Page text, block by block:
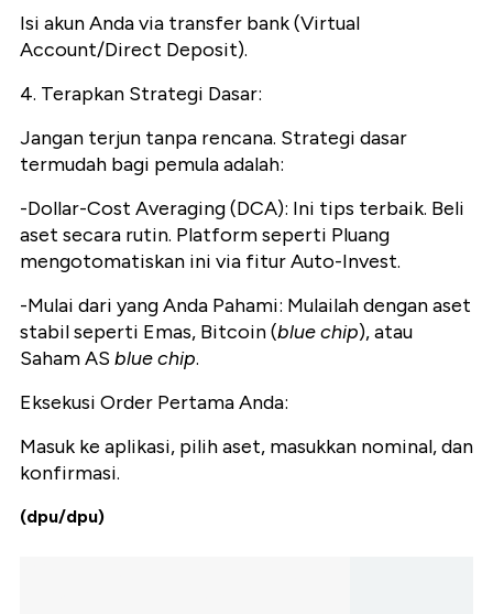
Isi akun Anda via transfer bank (Virtual
Account/Direct Deposit).
4. Terapkan Strategi Dasar:
Jangan terjun tanpa rencana. Strategi dasar
termudah bagi pemula adalah:
-Dollar-Cost Averaging (DCA): Ini tips terbaik. Beli
aset secara rutin. Platform seperti Pluang
mengotomatiskan ini via fitur Auto-Invest.
-Mulai dari yang Anda Pahami: Mulailah dengan aset
stabil seperti Emas, Bitcoin (blue chip), atau
Saham AS blue chip.
Eksekusi Order Pertama Anda:
Masuk ke aplikasi, pilih aset, masukkan nominal, dan
konfirmasi.
(dpu/dpu)